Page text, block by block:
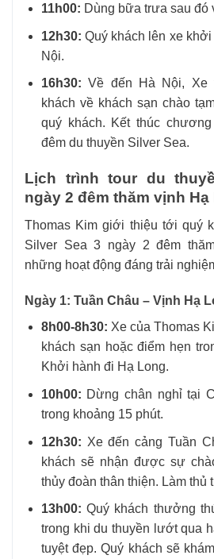
11h00: Dùng bữa trưa sau đó
12h30: Quý khách lên xe
Nội.
16h30: Về đến Hà Nội, Xe
khách về khách sạn chào
quý khách. Kết thúc
đêm du thuyền Silver Sea.
Lịch trình tour du
ngày 2 đêm thăm vịnh Hạ
Thomas Kim giới thiệu tới quý
Silver Sea 3 ngày 2 đêm
những hoạt động đáng trải
Ngày 1: Tuần Châu – Vịnh Hạ
8h00-8h30: Xe của Thomas
khách sạn hoặc điểm hẹn
Khởi hành đi Hạ Long.
10h00: Dừng chân nghỉ tại
trong khoảng 15 phút.
12h30: Xe đến cảng Tuần
khách sẽ nhận được sự
thủy đoàn thân thiện. Làm thủ
13h00:Quý khách thưởng
trong khi du thuyền lướt qua
tuyệt đẹp. Quý khách sẽ